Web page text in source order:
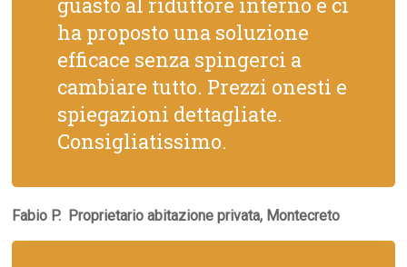
ha proposto una soluzione
efficace senza spingerci a
cambiare tutto. Prezzi onesti e
spiegazioni dettagliate.
Consigliatissimo.
Fabio P.  Proprietario abitazione privata, Montecreto